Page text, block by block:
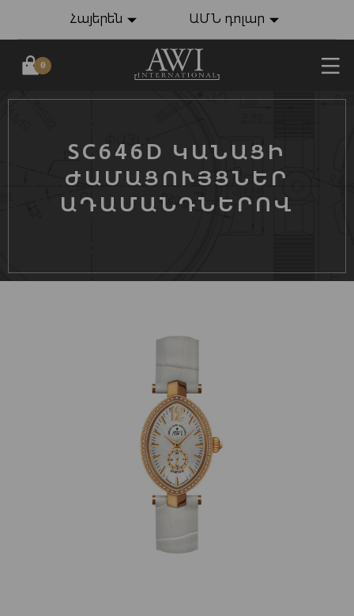
Հայերեն ԱՄՆ դոլար
0
SC646D ԿԱՆԱՑԻ
ԺԱՄԱՑՈՒՅՑՆԵՐ
ԱԴԱՄԱՆԴՆԵՐՈՎ